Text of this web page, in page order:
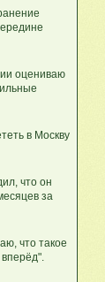
оцениваю
в Москву
что он
за
что такое